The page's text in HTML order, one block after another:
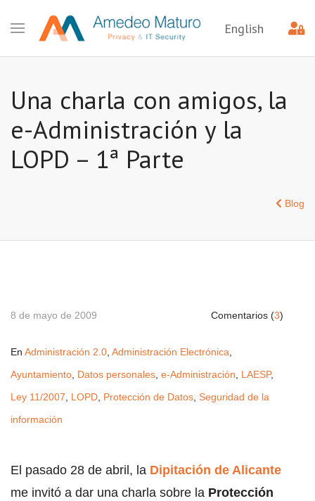
English
Una charla con amigos, la
e-Administración y la
LOPD – 1ª Parte
Blog
8 de mayo de 2009 Comentarios (3)
En Administración 2.0 Administración Electrónica
Ayuntamiento Datos personales e-Administración LAESP,
Ley 11/2007
LOPD Protección de Datos Seguridad de la
información
El pasado 28 de abril, la Dipitación de Alicante
me invitó a dar una charla sobre la Protección